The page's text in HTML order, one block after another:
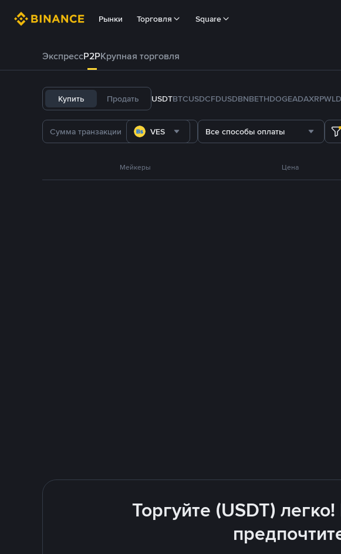
Рынки Торговля Square
ЭкспрессP2PКрупная торговля
Купить Продать USDTBTCUSDCFDUSDBNBETHDOGEADAXRPWLD
VES Все способы оплаты
Мейкеры Цена
Торгуйте (USDT)